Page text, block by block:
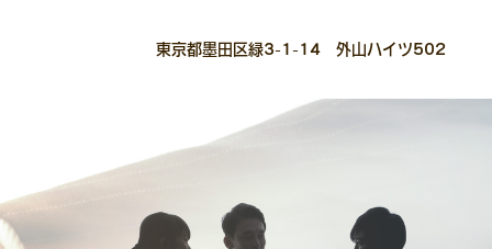
東京都墨田区緑3-1-14 外山ハイツ502